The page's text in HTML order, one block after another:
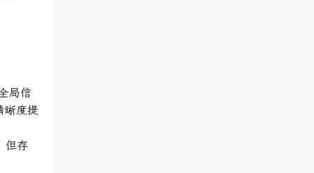
局信
晰度提
但存